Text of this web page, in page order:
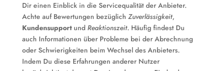
Dir einen Einblick in die Servicequalität der Anbieter.
Achte auf Bewertungen bezüglich Zuverlässigkeit,
Kundensupportund Reaktionszeit. Häufig findest Du
auch Informationen über Probleme bei der Abrechnung
oder Schwierigkeiten beim Wechsel des Anbieters.
Indem Du diese Erfahrungen anderer Nutzer